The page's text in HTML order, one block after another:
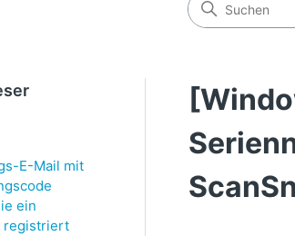
E-Mail mit
ein
registriert